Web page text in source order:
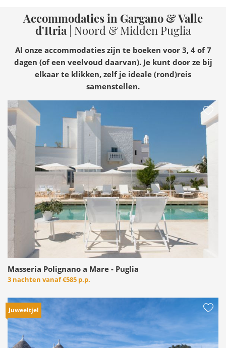
Accommodaties in Gargano & Valle
d'Itria | Noord & Midden Puglia
Al onze accommodaties zijn te boeken voor 3, 4 of 7
dagen (of een veelvoud daarvan). Je kunt door ze bij
elkaar te klikken, zelf je ideale (rond)reis
samenstellen.
Masseria Polignano a Mare - Puglia
3 nachten vanaf€585 p.p.
Juweeltje!